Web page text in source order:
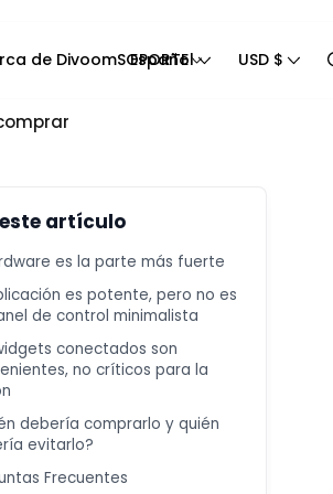
de DivoomSOPORTE
Información de contacto
Centro de ayuda
Política de reembolso
Términos de Servicio
Español USD $
este artículo
es la parte más fuerte
es potente, pero no es
de control minimalista
conectados son
no críticos para la
debería comprarlo y quién
evitarlo?
Frecuentes